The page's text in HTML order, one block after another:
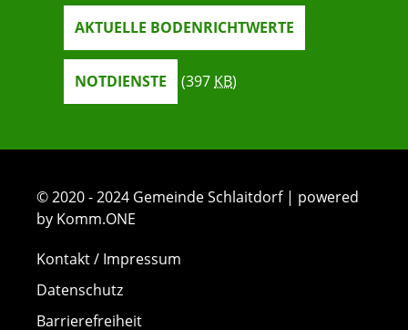
AKTUELLE BODENRICHTWERTE
NOTDIENSTE (397 KB)
© 2020 - 2024 Gemeinde Schlaitdorf | powered
by Komm.ONE
Kontakt / Impressum
Datenschutz
Barrierefreiheit